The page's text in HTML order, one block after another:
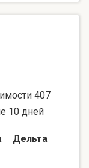
407
10 дней
Дельта